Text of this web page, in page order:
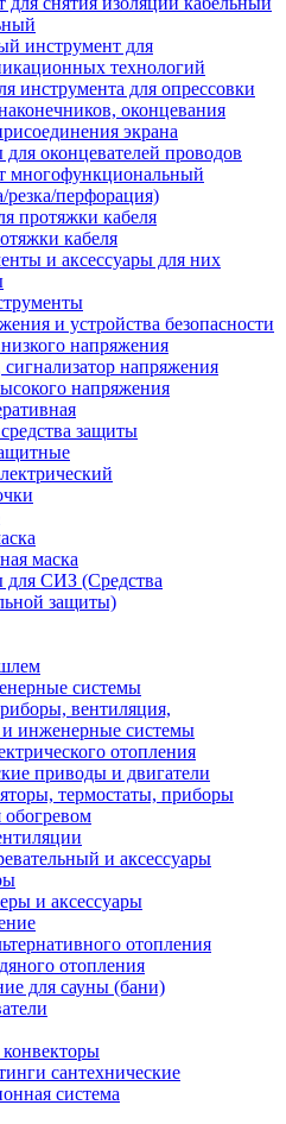
инструмент для
технологий
инструмента для опрессовки
оконцевания
экрана
для оконцевателей проводов
многофункциональный
резка/перфорация)
протяжки кабеля
кабеля
и аксессуары для них
и устройства безопасности
напряжения
напряжения
напряжения
защиты
маска
для СИЗ (Средства
защиты)
системы
вентиляция,
и инженерные системы
отопления
приводы и двигатели
термостаты, приборы
обогревом
и аксессуары
и аксессуары
отопления
отопления
для сауны (бани)
сантехнические
система